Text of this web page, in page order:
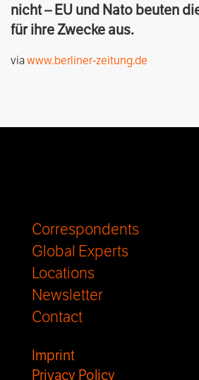
nicht – EU und Nato beuten
für ihre Zwecke aus.
viawww.berliner-zeitung.de
Correspondents
Global Experts
Locations
Newsletter
Contact
Imprint
Privacy Policy